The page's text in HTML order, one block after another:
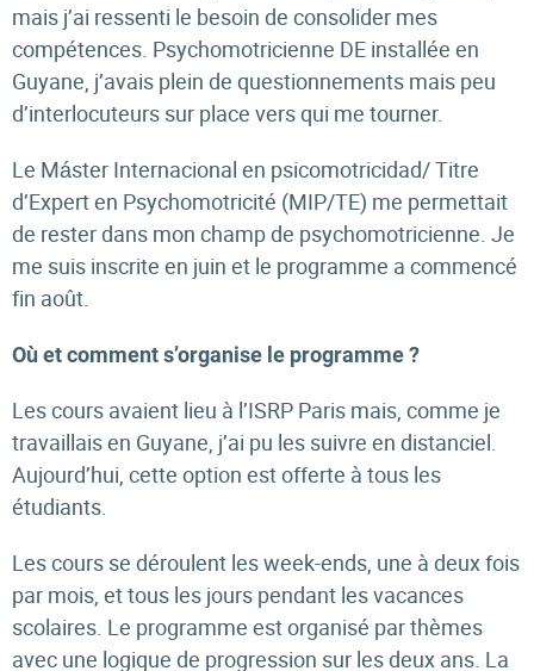
mais j’ai ressenti le besoin de consolider mes
compétences. Psychomotricienne DE installée en
Guyane, j’avais plein de questionnements mais peu
d’interlocuteurs sur place vers qui me tourner.
Le Máster Internacional en psicomotricidad/ Titre
d’Expert en Psychomotricité (MIP/TE) me permettait
de rester dans mon champ de psychomotricienne. Je
me suis inscrite en juin et le programme a commencé
fin août.
Où et comment s’organise le programme ?
Les cours avaient lieu à l’ISRP Paris mais, comme je
travaillais en Guyane, j’ai pu les suivre en distanciel.
Aujourd’hui, cette option est offerte à tous les
étudiants.
Les cours se déroulent les week-ends, une à deux fois
par mois, et tous les jours pendant les vacances
scolaires. Le programme est organisé par thèmes
avec une logique de progression sur les deux ans. La